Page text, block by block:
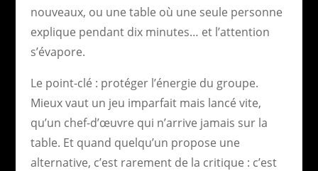
nouveaux, ou une table où une seule personne
explique pendant dix minutes… et l’attention
s’évapore.
Le point-clé : protéger l’énergie du groupe.
Mieux vaut un jeu imparfait mais lancé vite,
qu’un chef-d’œuvre qui n’arrive jamais sur la
table. Et quand quelqu’un propose une
alternative, c’est rarement de la critique : c’est